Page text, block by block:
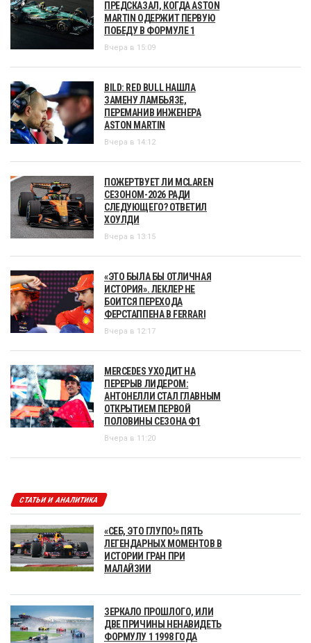
ПРЕДСКАЗАЛ, КОГДА ASTON
MARTIN ОДЕРЖИТ ПЕРВУЮ
ПОБЕДУ В ФОРМУЛЕ 1
Вчера в 15:09
BILD: RED BULL НАШЛА
ЗАМЕНУ ЛАМБЬЯЗЕ,
ПЕРЕМАНИВ ИНЖЕНЕРА
ASTON MARTIN
Вчера в 14:12
ПОЖЕРТВУЕТ ЛИ MCLAREN
СЕЗОНОМ-2026 РАДИ
СЛЕДУЮЩЕГО? ОТВЕТИЛ
ХОУЛДИ
Вчера в 13:15
«ЭТО БЫЛА БЫ ОТЛИЧНАЯ
ИСТОРИЯ». ЛЕКЛЕР НЕ
БОИТСЯ ПЕРЕХОДА
ФЕРСТАППЕНА В FERRARI
Вчера в 12:17
MERCEDES УХОДИТ НА
ПЕРЕРЫВ ЛИДЕРОМ:
АНТОНЕЛЛИ СТАЛ ГЛАВНЫМ
ОТКРЫТИЕМ ПЕРВОЙ
ПОЛОВИНЫ СЕЗОНА Ф1
Вчера в 11:20
СТАТЬИ И АНАЛИТИКА
«СЕБ, ЭТО ГЛУПО!» ПЯТЬ
ЛЕГЕНДАРНЫХ МОМЕНТОВ В
ИСТОРИИ ГРАН ПРИ
МАЛАЙЗИИ
ЗЕРКАЛО ПРОШЛОГО, ИЛИ
ДВЕ ПРИЧИНЫ НЕНАВИДЕТЬ
ФОРМУЛУ 1 1998 ГОДА